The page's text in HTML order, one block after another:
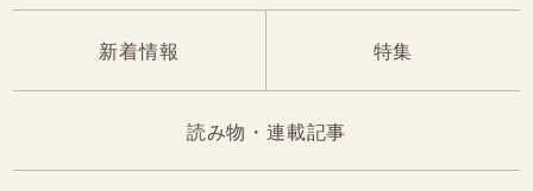
新着情報 特集
読み物・連載記事